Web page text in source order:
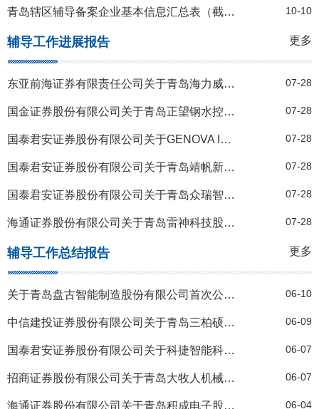
青岛辖区辅导备案企业基本信息汇总表（截至2025年9月30日) 10-10
辅导工作进展报告 更多
东亚前海证券有限责任公司关于青岛海力威新材料科技股份有限公司的辅导工作进展报告（2021年第二季度） 07-28
国金证券股份有限公司关于青岛正望钢水控制股份有限公司的辅导工作进展报告（2021年第二季度） 07-28
国泰君安证券股份有限公司关于GENOVA INC.的辅导工作进展报告（2021年第二季度） 07-28
国泰君安证券股份有限公司关于青岛靖帆新材料科技股份有限公司的辅导工作进展报告（2021年第二季度） 07-28
国泰君安证券股份有限公司关于青岛众瑞智能仪器股份有限公司的辅导工作进展报告（2021年第二季度） 07-28
海通证券股份有限公司关于青岛雷神科技股份有限公司的辅导工作进展报告（2021年第二季度） 07-28
辅导工作总结报告 更多
关于青岛盘古智能制造股份有限公司首次公开发行股票并在创业板上市辅导工作总结报告 06-10
中信建投证券股份有限公司关于青岛三柏硕健康科技股份有限公司首次公开发行股票并上市的辅导工作总结报告 06-09
国泰君安证券股份有限公司关于科捷智能科技股份有限公司首次公开发行股票并上市的辅导工作总结报告 06-07
招商证券股份有限公司关于青岛大牧人机械股份有限公司首次公开发行股票并上市辅导工作总结报告 06-07
海通证券股份有限公司关于青岛积成电子股份有限公司向不特定合格投资者公开发行股票并在精选层挂牌之辅导工作总结报告 06-04